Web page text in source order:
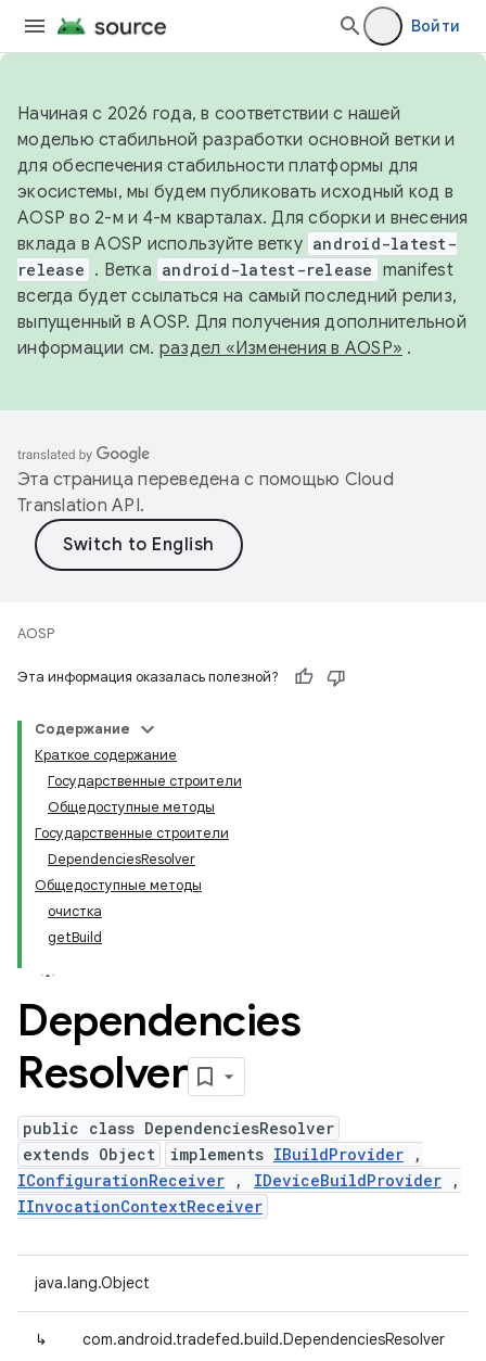
Войти
Начиная с 2026 года, в соответствии с нашей
моделью стабильной разработки основной ветки и
для обеспечения стабильности платформы для
экосистемы, мы будем публиковать исходный код в
AOSP во 2-м и 4-м кварталах. Для сборки и внесения
вклада в AOSP используйте ветку android-latest-
release . Ветка android-latest-release manifest
всегда будет ссылаться на самый последний релиз,
выпущенный в AOSP. Для получения дополнительной
информации см. раздел «Изменения в AOSP» .
Эта страница переведена с помощью Cloud
Translation API.
AOSP
Эта информация оказалась полезной?
Содержание
Краткое содержание
Государственные строители
Общедоступные методы
Государственные строители
DependenciesResolver
Общедоступные методы
очистка
getBuild
Dependencies
Resolver
public class DependenciesResolver
extends Object
implements IBuildProvider ,
IConfigurationReceiver , IDeviceBuildProvider ,
IInvocationContextReceiver
java.lang.Object
↳ com.android.tradefed.build.DependenciesResolver